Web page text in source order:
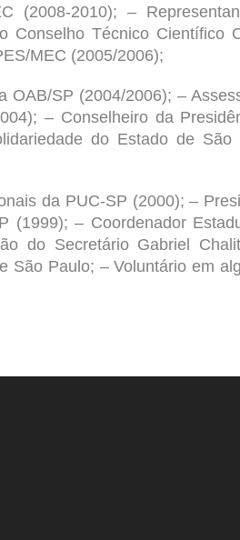
(2008-2010); –
Conselho Técnico Científico
MEC (2005/2006);
OAB/SP (2004/2006); –
– Conselheiro da
do Estado de São
da PUC-SP (2000); –
(1999); – Coordenador
do Secretário Gabriel
São Paulo; – Voluntário em